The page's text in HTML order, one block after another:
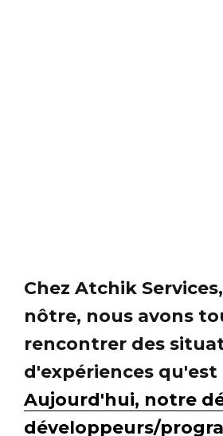
Chez Atchik
nôtre, nous avons
rencontrer des
d'expériences
Aujourd'hui, notre
développeurs/